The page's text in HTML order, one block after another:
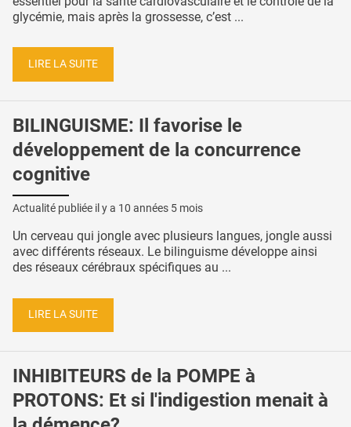
glycémie, mais après la grossesse, c’est ...
LIRE LA SUITE
BILINGUISME: Il favorise le
développement de la concurrence
cognitive
Actualité publiée il y a 10 années 5 mois
Un cerveau qui jongle avec plusieurs langues, jongle aussi
avec différents réseaux. Le bilinguisme développe ainsi
des réseaux cérébraux spécifiques au ...
LIRE LA SUITE
INHIBITEURS de la POMPE à
PROTONS: Et si l'indigestion menait à